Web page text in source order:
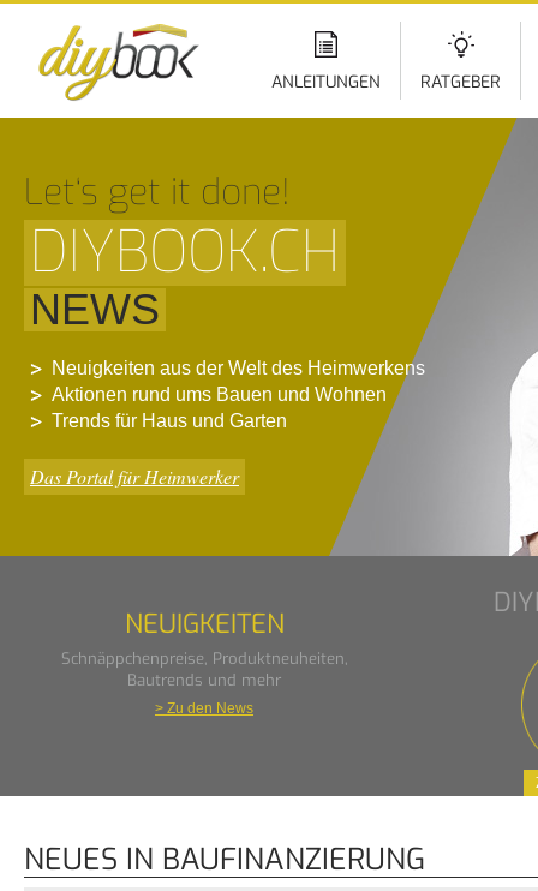
ANLEITUNGEN RATGEBER
Let‘s get it done!
DIYBOOK.CH
NEWS
Neuigkeiten aus der Welt des Heimwerkens
Aktionen rund ums Bauen und Wohnen
Trends für Haus und Garten
Das Portal für Heimwerker
NEUIGKEITEN
Schnäppchenpreise, Produktneuheiten,
Bautrends und mehr
> Zu den News
NEUES IN BAUFINANZIERUNG